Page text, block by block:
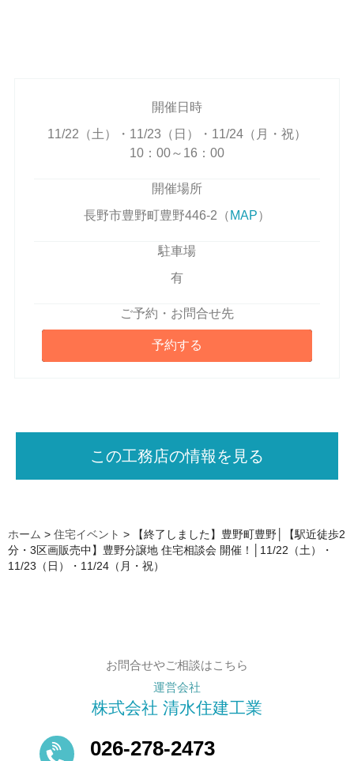
開催日時
11/22（土）・11/23（日）・11/24（月・祝）
10：00～16：00
開催場所
長野市豊野町豊野446-2（ MAP）
駐車場
有
ご予約・お問合せ先
予約する
この工務店の情報を見る
ホーム > 住宅イベント >
【終了しました】豊野町豊野│【駅近徒歩2
分・3区画販売中】豊野分譲地 住宅相談会 開催！│11/22（土）・
11/23（日）・11/24（月・祝）
お問合せやご相談はこちら
運営会社
株式会社 清水住建工業
026-278-2473